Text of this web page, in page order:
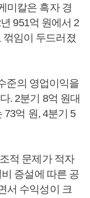
미칼은 흑자 경
951억 원에서 2
꺾임이 두드러졌
준의 영업이익을
. 2분기 8억 원대
73억 원, 4분기 5
적 문제가 적자
증설에 따른 공
서 수익성이 크